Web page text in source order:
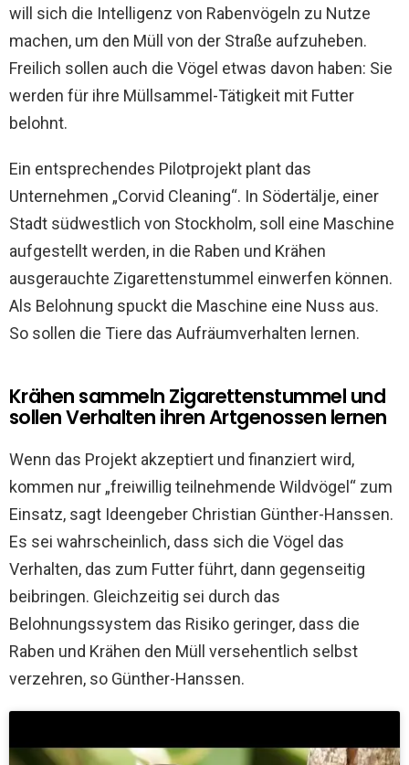
will sich die Intelligenz von Rabenvögeln zu Nutze
machen, um den Müll von der Straße aufzuheben.
Freilich sollen auch die Vögel etwas davon haben: Sie
werden für ihre Müllsammel-Tätigkeit mit Futter
belohnt.
Ein entsprechendes Pilotprojekt plant das
Unternehmen „Corvid Cleaning“. In Södertälje, einer
Stadt südwestlich von Stockholm, soll eine Maschine
aufgestellt werden, in die Raben und Krähen
ausgerauchte Zigarettenstummel einwerfen können.
Als Belohnung spuckt die Maschine eine Nuss aus.
So sollen die Tiere das Aufräumverhalten lernen.
Krähen sammeln Zigarettenstummel und
sollen Verhalten ihren Artgenossen lernen
Wenn das Projekt akzeptiert und finanziert wird,
kommen nur „freiwillig teilnehmende Wildvögel“ zum
Einsatz, sagt Ideengeber Christian Günther-Hanssen.
Es sei wahrscheinlich, dass sich die Vögel das
Verhalten, das zum Futter führt, dann gegenseitig
beibringen. Gleichzeitig sei durch das
Belohnungssystem das Risiko geringer, dass die
Raben und Krähen den Müll versehentlich selbst
verzehren, so Günther-Hanssen.